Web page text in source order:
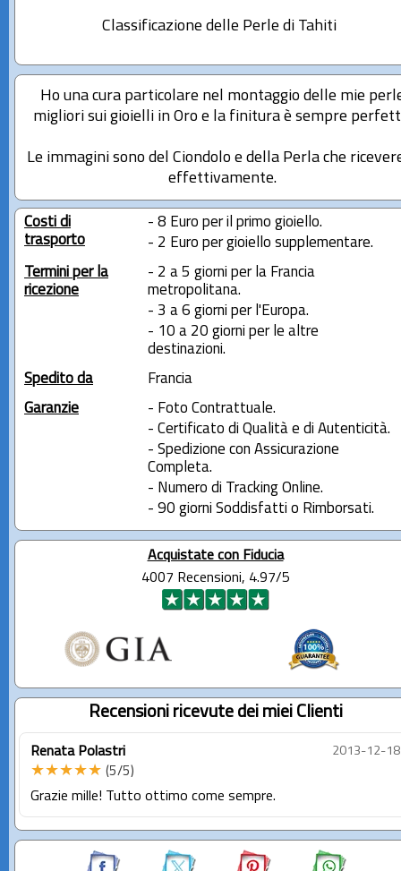
Classificazione delle Perle di Tahiti
Ho una cura particolare nel montaggio delle mie
migliori sui gioielli in Oro e la finitura è sempre
Le immagini sono del Ciondolo e della Perla che
effettivamente.
Costi di
trasporto
- 8 Euro per il primo gioiello.
- 2 Euro per gioiello supplementare.
Termini per la
ricezione
- 2 a 5 giorni per la Francia
metropolitana.
- 3 a 6 giorni per l'Europa.
- 10 a 20 giorni per le altre
destinazioni.
Spedito da
Francia
Garanzie
- Foto Contrattuale.
- Certificato di Qualità e di Autenticità.
- Spedizione con Assicurazione
Completa.
- Numero di Tracking Online.
- 90 giorni Soddisfatti o Rimborsati.
Acquistate con Fiducia
4007 Recensioni, 4.97/5
Recensioni ricevute dei miei Clienti
Renata Polastri 2013-12-18
★★★★★ (5/5)
Grazie mille! Tutto ottimo come sempre.